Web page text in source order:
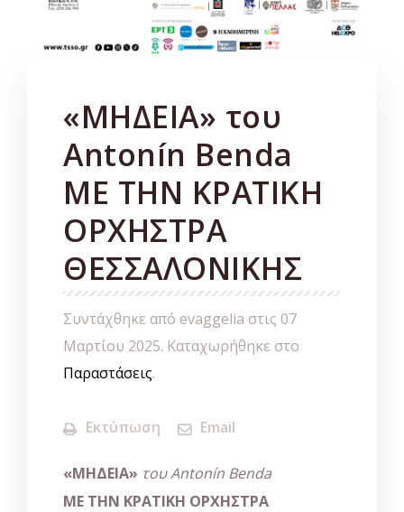
«ΜΗΔΕΙΑ» του
Antonín Benda
ΜΕ ΤΗΝ ΚΡΑΤΙΚΗ
ΟΡΧΗΣΤΡΑ
ΘΕΣΣΑΛΟΝΙΚΗΣ
Συντάχθηκε από evaggelia στις 07
Μαρτίου 2025. Καταχωρήθηκε στο
Παραστάσεις.
Εκτύπωση Email
«ΜΗΔΕΙΑ» του Antonín Benda
ΜΕ ΤΗΝ ΚΡΑΤΙΚΗ ΟΡΧΗΣΤΡΑ